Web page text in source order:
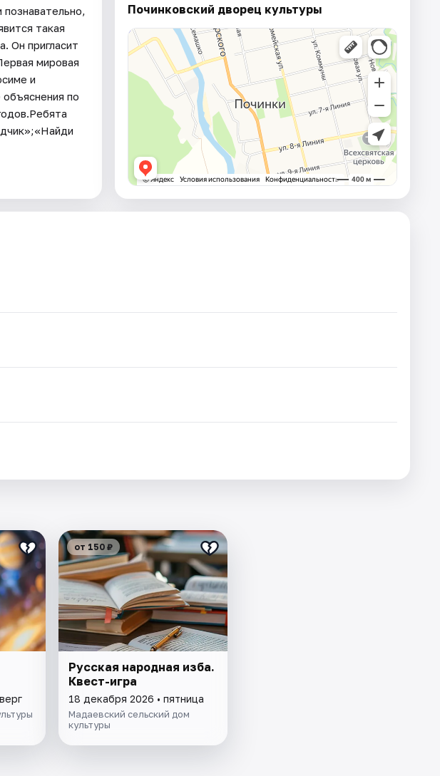
такая
Он пригласит
мировая
и
по
Починковский дворец культуры
от 150 ₽
Русская народная изба.
Квест-игра
18 декабря 2026 • пятница
Мадаевский сельский дом
культуры